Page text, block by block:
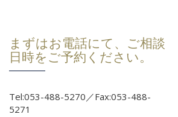
まずはお電話にて、ご相談
日時をご予約ください。
Tel:053-488-5270／Fax:053-488-
5271